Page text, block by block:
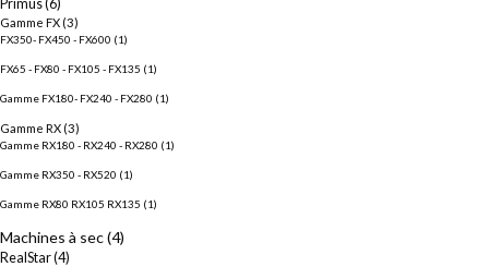
Primus(6)
Gamme FX (3)
FX350- FX450 - FX600 (1)
FX65 - FX80 - FX105 - FX135 (1)
Gamme FX180- FX240 - FX280 (1)
Gamme RX (3)
Gamme RX180 - RX240 - RX280 (1)
Gamme RX350 - RX520 (1)
Gamme RX80 RX105 RX135 (1)
Machines à sec(4)
RealStar(4)